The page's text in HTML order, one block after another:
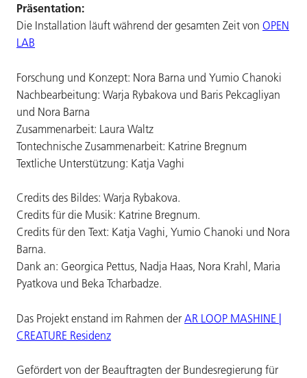
Präsentation:
Die Installation läuft während der gesamten Zeit von OPEN
LAB
Forschung und Konzept: Nora Barna und Yumio Chanoki
Nachbearbeitung: Warja Rybakova und Baris Pekcagliyan
und Nora Barna
Zusammenarbeit: Laura Waltz
Tontechnische Zusammenarbeit: Katrine Bregnum
Textliche Unterstützung: Katja Vaghi
Credits des Bildes: Warja Rybakova.
Credits für die Musik: Katrine Bregnum.
Credits für den Text: Katja Vaghi, Yumio Chanoki und Nora
Barna.
Dank an: Georgica Pettus, Nadja Haas, Nora Krahl, Maria
Pyatkova und Beka Tcharbadze.
Das Projekt enstand im Rahmen der AR LOOP MASHINE |
CREATURE Residenz
Gefördert von der Beauftragten der Bundesregierung für